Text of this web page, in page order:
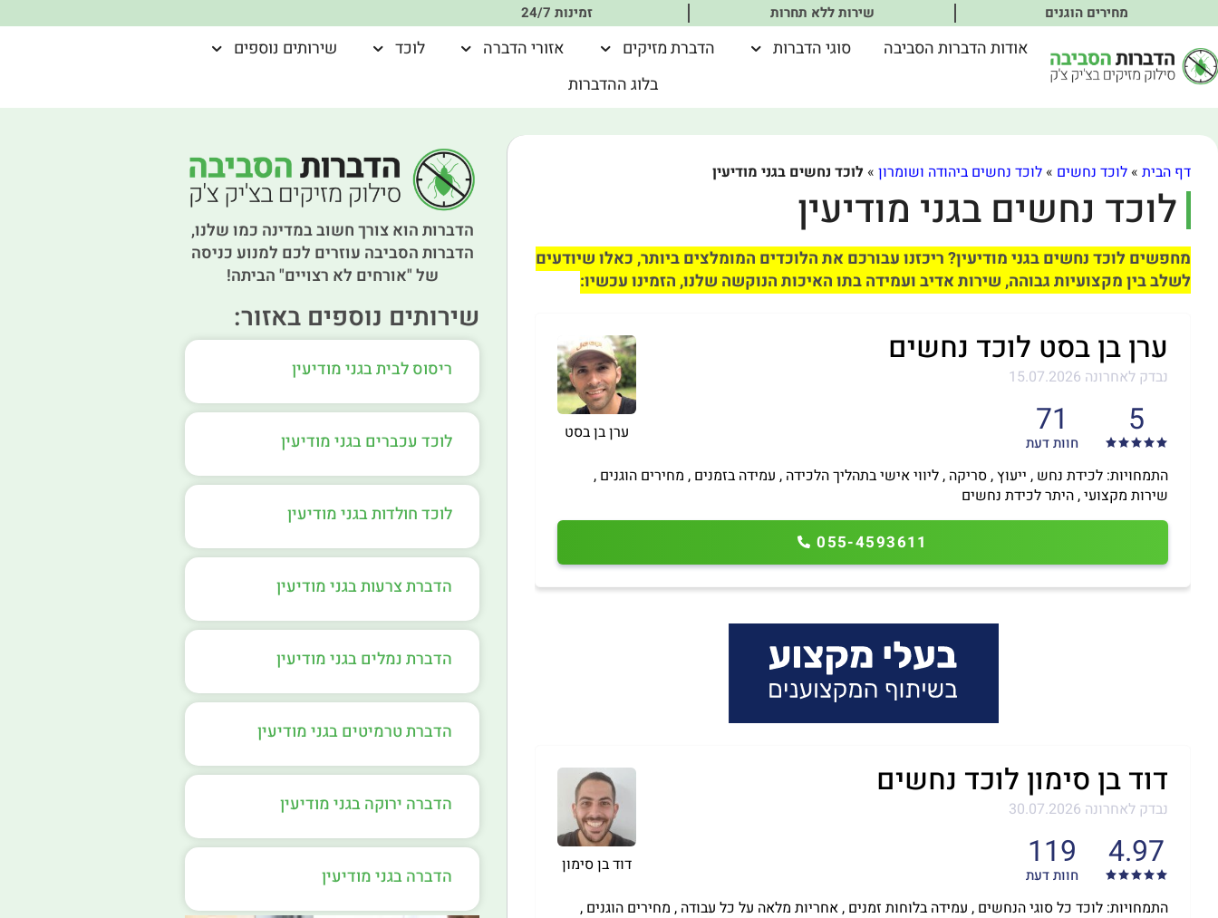
מחירים הוגנים שירות ללא תחרות זמינות 24/7
אודות הדברות הסביבה סוגי הדברות הדברת מזיקים אזורי הדברה לוכד
שירותים נוספים
בלוג ההדברות
דף הבית »לוכד נחשים »לוכד נחשים ביהודה ושומרון »לוכד נחשים בגני מודיעין
לוכד נחשים בגני מודיעין
מחפשים לוכד נחשים בגני מודיעין? ריכזנו עבורכם את הלוכדים המומלצים ביותר, כאלו שיודעים
לשלב בין מקצועיות גבוהה, שירות אדיב ועמידה בתו האיכות הנוקשה שלנו, הזמינו עכשיו:
ערן בן בסט
ערן בן בסט לוכד נחשים
נבדק לאחרונה 15.07.2026
5
71
חוות דעת
055-4593611
התמחויות: לכידת נחש , ייעוץ , סריקה , ליווי אישי בתהליך הלכידה , עמידה בזמנים , מחירים הוגנים ,
שירות מקצועי , היתר לכידת נחשים
דוד בן סימון
דוד בן סימון לוכד נחשים
נבדק לאחרונה 30.07.2026
4.97
119
חוות דעת
התמחויות: לוכד כל סוגי הנחשים , עמידה בלוחות זמנים , אחריות מלאה על כל עבודה , מחירים הוגנים ,
הדברות הוא צורך חשוב במדינה כמו שלנו,
הדברות הסביבה עוזרים לכם למנוע כניסה
של "אורחים לא רצויים" הביתה!
שירותים נוספים באזור:
ריסוס לבית בגני מודיעין
לוכד עכברים בגני מודיעין
לוכד חולדות בגני מודיעין
הדברת צרעות בגני מודיעין
הדברת נמלים בגני מודיעין
הדברת טרמיטים בגני מודיעין
הדברה ירוקה בגני מודיעין
הדברה בגני מודיעין